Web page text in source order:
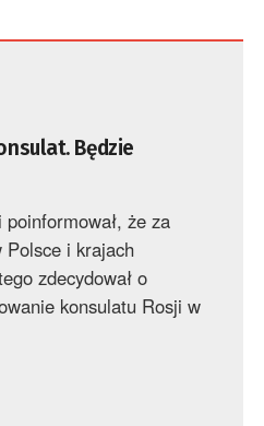
Będzie
że za
i krajach
zdecydował o
konsulatu Rosji w